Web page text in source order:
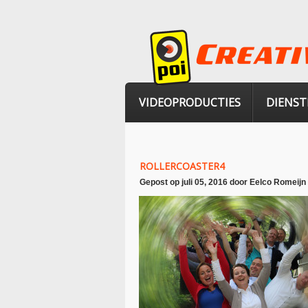
VIDEOPRODUCTIES
ROLLERCOASTER4
Gepost op juli 05, 2016 door Eelco Romeijn